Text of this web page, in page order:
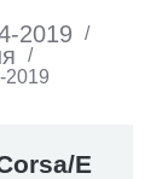
2019 /
/
2019
E